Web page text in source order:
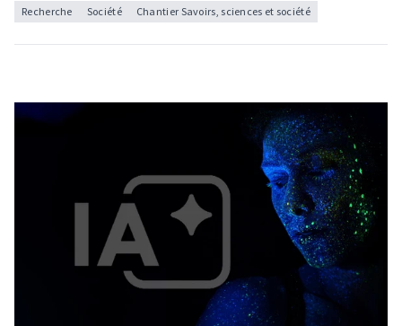
Recherche Société Chantier Savoirs, sciences et société